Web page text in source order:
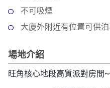
及
拍
餐
廳
不可吸煙
大廈外附近有位置可供
場地介紹
旺角核心地段高質派對房間